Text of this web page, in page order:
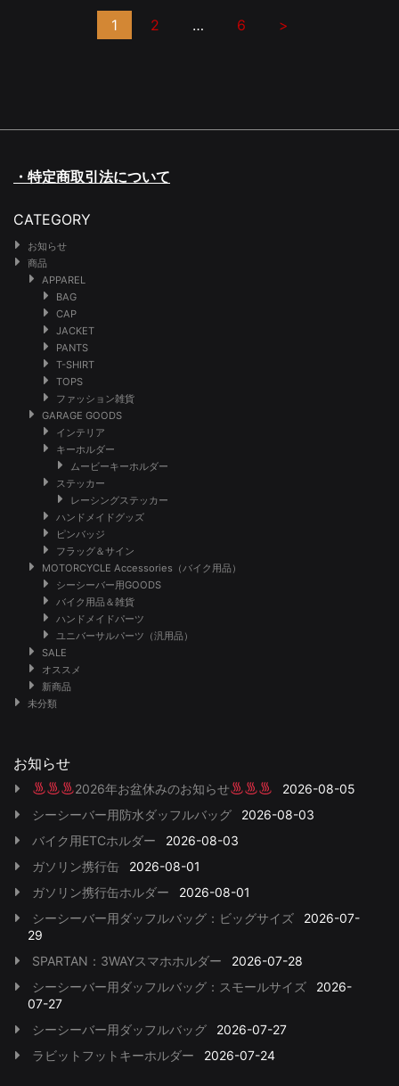
1 2 … 6 >
・特定商取引法について
CATEGORY
お知らせ
商品
APPAREL
BAG
CAP
JACKET
PANTS
T-SHIRT
TOPS
ファッション雑貨
GARAGE GOODS
インテリア
キーホルダー
ムービーキーホルダー
ステッカー
レーシングステッカー
ハンドメイドグッズ
ピンバッジ
フラッグ＆サイン
MOTORCYCLE Accessories（バイク用品）
シーシーバー用GOODS
バイク用品＆雑貨
ハンドメイドパーツ
ユニバーサルパーツ（汎用品）
SALE
オススメ
新商品
未分類
お知らせ
2026年お盆休みのお知らせ
2026-08-05
シーシーバー用防水ダッフルバッグ
2026-08-03
バイク用ETCホルダー
2026-08-03
ガソリン携行缶
2026-08-01
ガソリン携行缶ホルダー
2026-08-01
シーシーバー用ダッフルバッグ：ビッグサイズ
2026-07-
29
SPARTAN：3WAYスマホホルダー
2026-07-28
シーシーバー用ダッフルバッグ：スモールサイズ
2026-
07-27
シーシーバー用ダッフルバッグ
2026-07-27
ラビットフットキーホルダー
2026-07-24